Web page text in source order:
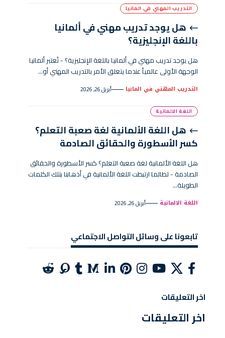
التدريب المهني في المانيا
هل يوجد تدريب مهني في ألمانيا
باللغة الإنجليزية؟
هل يوجد تدريب مهني في ألمانيا باللغة الإنجليزية؟ - تُعتبر ألمانيا
الوجهة الأولى عالمياً عندما يتعلق الأمر بالتدريب المهني أو…
التدريب المهني في المانيا أبريل 26, 2026
اللغة الالمانية
هل اللغة الألمانية لغة صعبة التعلم؟
كسر الأسطورة والحقائق الصادمة
هل اللغة الألمانية لغة صعبة التعلم؟ كسر الأسطورة والحقائق
الصادمة - لطالما ارتبطت اللغة الألمانية في أذهاننا بتلك الكلمات
الطويلة…
اللغة الالمانية أبريل 26, 2026
تابعونا على وسائل التواصل الاجتماعي
اخر التعليقات
اخر التعليقات